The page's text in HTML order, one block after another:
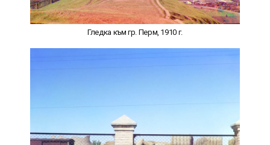
Гледка към гр. Перм, 1910 г.